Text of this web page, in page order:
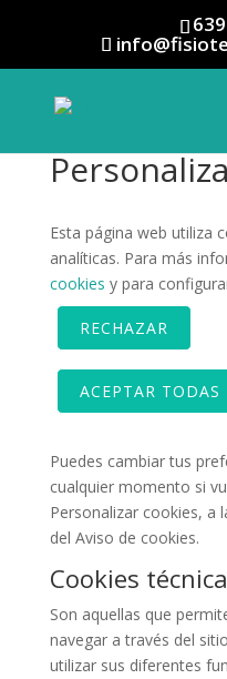
Esta página web utiliza
analíticas. Para más
cookies y para
RECHAZAR
ACEPTAR TODAS
Puedes cambiar tus
cualquier momento si
Personalizar cookies, a
del Aviso de cookies.
Cookies
Son aquellas que
navegar a través del
utilizar sus diferentes